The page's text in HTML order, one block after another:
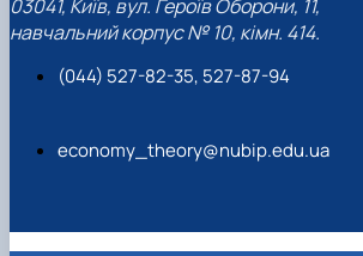
03041, Київ, вул. Героїв Оборони, 11,
навчальний корпус № 10, кімн. 414.
(044) 527-82-35, 527-87-94
economy_theory@nubip.edu.ua